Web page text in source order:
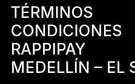
RAPPIPAY
MEDELLÍN – EL